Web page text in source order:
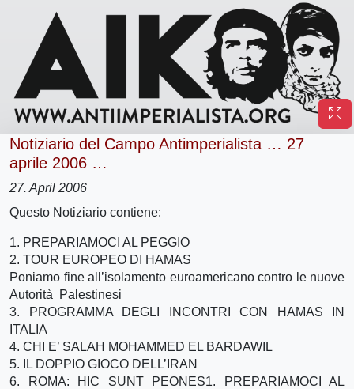
Notiziario del Campo Antimperialista … 27
aprile 2006 …
27. April 2006
Questo Notiziario contiene:
1. PREPARIAMOCI AL PEGGIO
2. TOUR EUROPEO DI HAMAS
Poniamo fine all’isolamento euroamericano contro le nuove
Autorità Palestinesi
3. PROGRAMMA DEGLI INCONTRI CON HAMAS IN
ITALIA
4. CHI E’ SALAH MOHAMMED EL BARDAWIL
5. IL DOPPIO GIOCO DELL’IRAN
6. ROMA: HIC SUNT PEONES1. PREPARIAMOCI AL